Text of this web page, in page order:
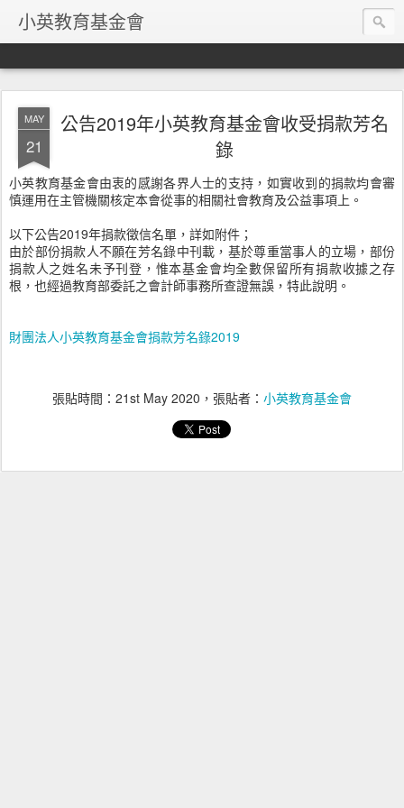
小英教育基金會
MAY
21
公告2019年小英教育基金會收受捐款芳名
錄
小英教育基金會由衷的感謝各界人士的支持，如實收到的捐款均會審
慎運用在主管機關核定本會從事的相關社會教育及公益事項上。
以下公告2019年捐款徵信名單，詳如附件；
由於部份捐款人不願在芳名錄中刊載，基於尊重當事人的立場，部份
捐款人之姓名未予刊登，惟本基金會均全數保留所有捐款收據之存
根，也經過教育部委託之會計師事務所查證無誤，特此說明。
財團法人小英教育基金會捐款芳名錄2019
張貼時間： 21st May 2020 ，張貼者： 小英教育基金會